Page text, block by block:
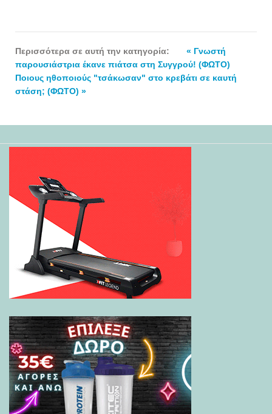
Περισσότερα σε αυτή την κατηγορία:
« Γνωστή
παρουσιάστρια έκανε πιάτσα στη Συγγρού! (ΦΩΤΟ)
Ποιους ηθοποιούς "τσάκωσαν" στο κρεβάτι σε καυτή
στάση; (ΦΩΤΟ) »